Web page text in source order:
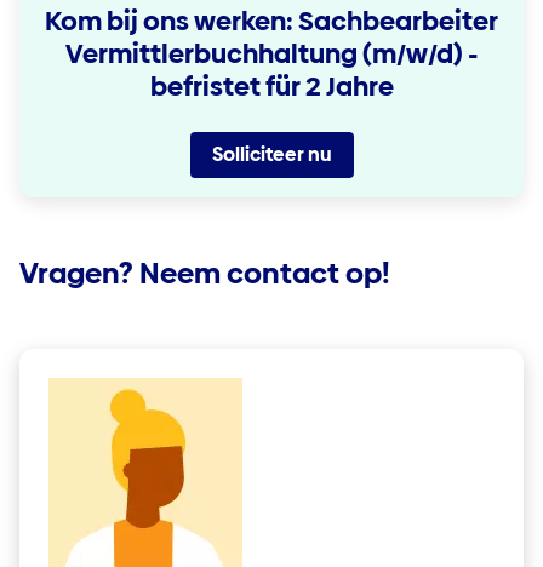
Kom bij ons werken: Sachbearbeiter
Vermittlerbuchhaltung (m/w/d) -
befristet für 2 Jahre
Solliciteer nu
Vragen? Neem contact op!